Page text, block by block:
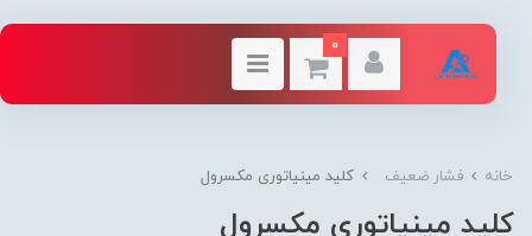
0
خانه فشار ضعیف کلید مینیاتوری مکسرول
کلید مینیاتوری مکسرول